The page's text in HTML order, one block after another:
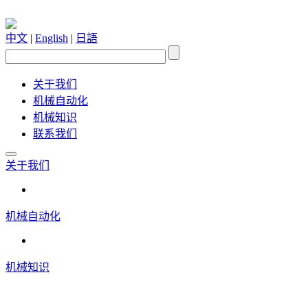
中文 | English | 日語
关于我们
机械自动化
机械知识
联系我们
关于我们
机械自动化
机械知识